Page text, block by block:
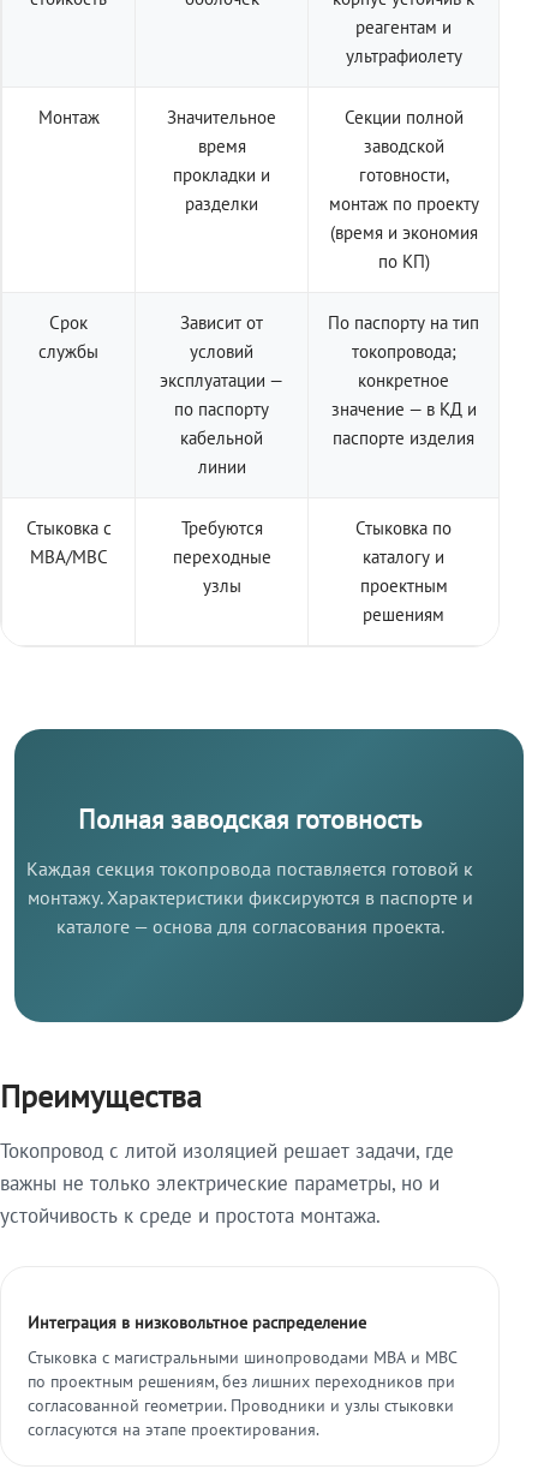
реагентам и
ультрафиолету
Монтаж
Значительное
время
прокладки и
разделки
Секции полной
заводской
готовности,
монтаж по проекту
(время и экономия
по КП)
Срок
службы
Зависит от
условий
эксплуатации —
по паспорту
кабельной
линии
По паспорту на тип
токопровода;
конкретное
значение — в КД и
паспорте изделия
Стыковка с
МВА/МВС
Требуются
переходные
узлы
Стыковка по
каталогу и
проектным
решениям
Полная заводская готовность
Каждая секция токопровода поставляется готовой к
монтажу. Характеристики фиксируются в паспорте и
каталоге — основа для согласования проекта.
Преимущества
Токопровод с литой изоляцией решает задачи, где
важны не только электрические параметры, но и
устойчивость к среде и простота монтажа.
Интеграция в низковольтное распределение
Стыковка с магистральными шинопроводами МВА и МВС
по проектным решениям, без лишних переходников при
согласованной геометрии. Проводники и узлы стыковки
согласуются на этапе проектирования.